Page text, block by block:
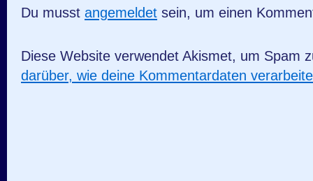
Du musst angemeldet sein, um einen
Diese Website verwendet Akismet, um Spam
darüber, wie deine Kommentardaten